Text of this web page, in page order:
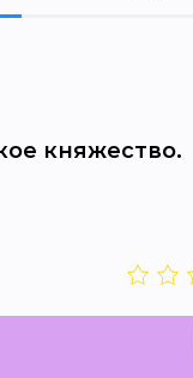
княжество.